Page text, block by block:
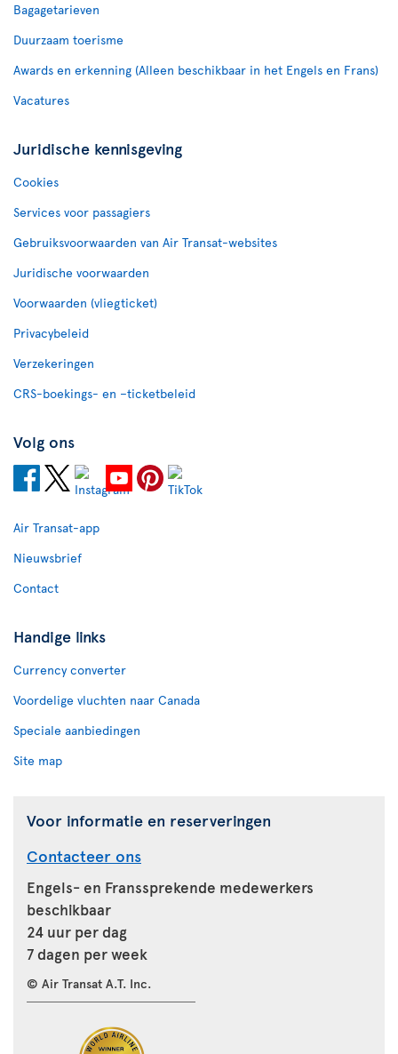
Bagagetarieven
Duurzaam toerisme
Awards en erkenning (Alleen beschikbaar in het Engels en Frans)
Vacatures
Juridische kennisgeving
Cookies
Services voor passagiers
Gebruiksvoorwaarden van Air Transat-websites
Juridische voorwaarden
Voorwaarden (vliegticket)
Privacybeleid
Verzekeringen
CRS-boekings- en –ticketbeleid
Volg ons
Air Transat-app
Nieuwsbrief
Contact
Handige links
Currency converter
Voordelige vluchten naar Canada
Speciale aanbiedingen
Site map
Voor informatie en reserveringen
Contacteer ons
Engels- en Franssprekende medewerkers
beschikbaar
24 uur per dag
7 dagen per week
© Air Transat A.T. Inc.